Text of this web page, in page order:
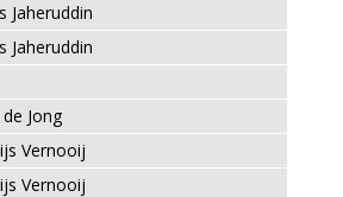
Jaheruddin
Jaheruddin
Jong
Vernooij
Vernooij